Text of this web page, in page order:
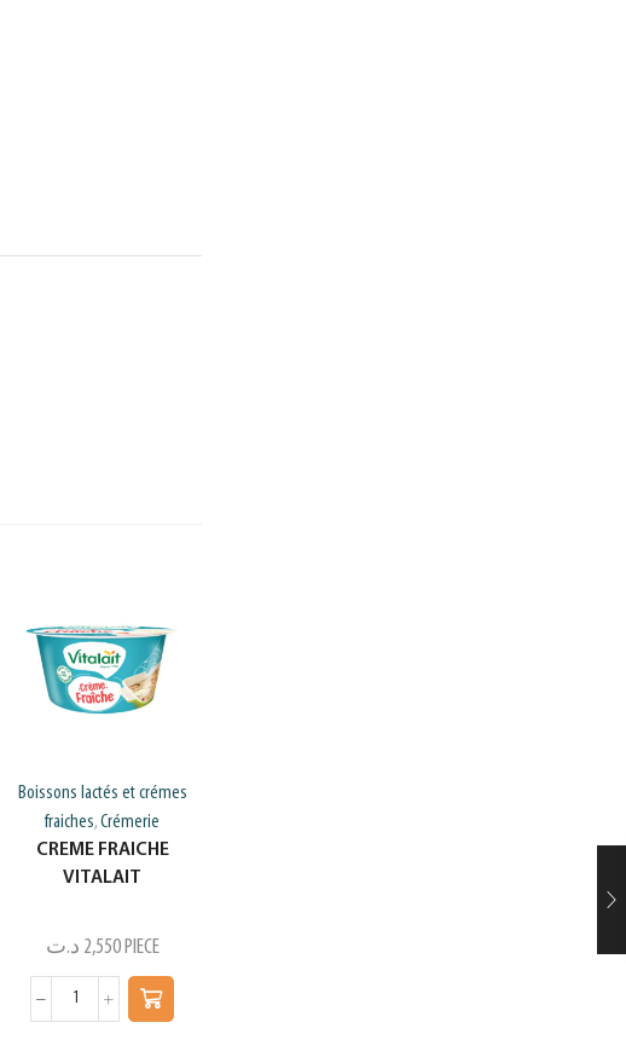
Boissons lactés et crémes
fraiches,Crémerie
CREME FRAICHE
VITALAIT
2,550 د.ت PIECE